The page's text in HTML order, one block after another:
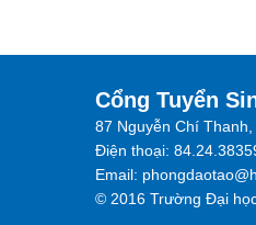
Cổng Tuyển
87 Nguyễn Chí Thanh,
Điện thoại:
Email:
© 2016 Trường Đại